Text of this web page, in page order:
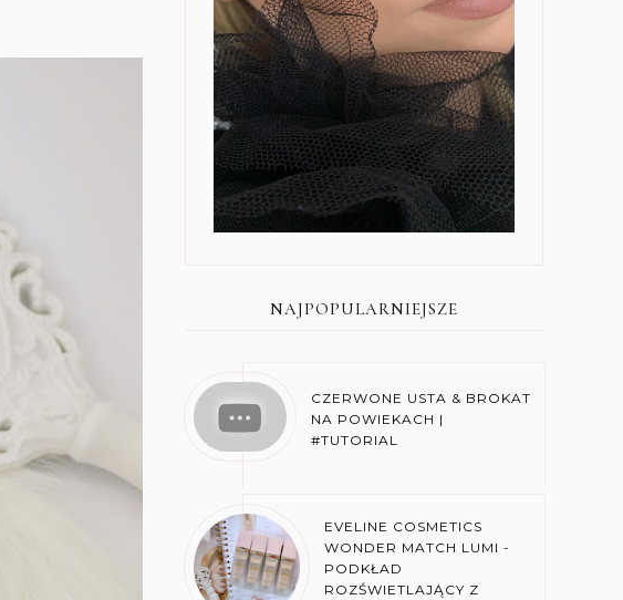
NAJPOPULARNIEJSZE
CZERWONE USTA & BROKAT
NA POWIEKACH |
#TUTORIAL
EVELINE COSMETICS
WONDER MATCH LUMI -
PODKŁAD
ROZŚWIETLAJĄCY Z